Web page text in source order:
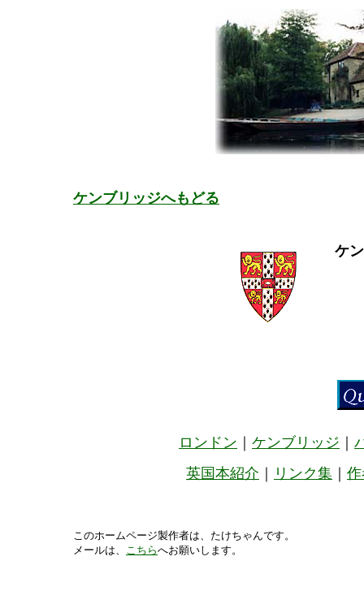
ケンブリッジへもどる
ケ
ロンドン ケンブリッジ
英国本紹介 ｜ リンク集 ｜
このホームページ製作者は、たけちゃんです。
メールは、 こちらへお願いします。